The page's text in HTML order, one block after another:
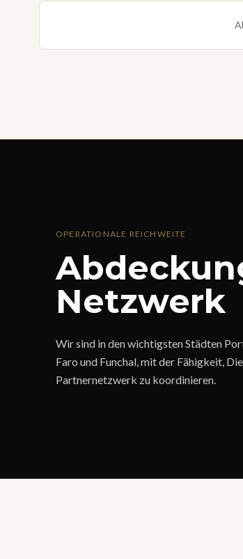
OPERATIONALE REICHWEITE
Netzwerk
Wir sind in den wichtigsten Städten
Faro und Funchal, mit der Fähigkeit,
Partnernetzwerk zu koordinieren.